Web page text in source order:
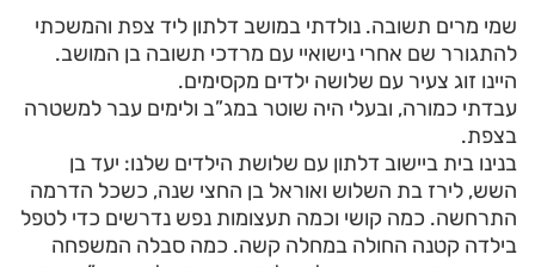
שמי מרים תשובה. נולדתי במושב דלתון ליד צפת והמשכתי
להתגורר שם אחרי נישואיי עם מרדכי תשובה בן המושב.
היינו זוג צעיר עם שלושה ילדים מקסימים.
עבדתי כמורה, ובעלי היה שוטר במג”ב ולימים עבר למשטרה
בצפת.
בנינו בית ביישוב דלתון עם שלושת הילדים שלנו: יעד בן
השש, לירז בת השלוש ואוראל בן החצי שנה, כשכל הדרמה
התרחשה. כמה קושי וכמה תעצומות נפש נדרשים כדי לטפל
בילדה קטנה החולה במחלה קשה. כמה סבלה המשפחה